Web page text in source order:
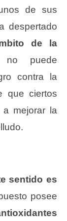
de sus
despertado
de la
no puede
contra la
que ciertos
a mejorar la
sentido es
posee